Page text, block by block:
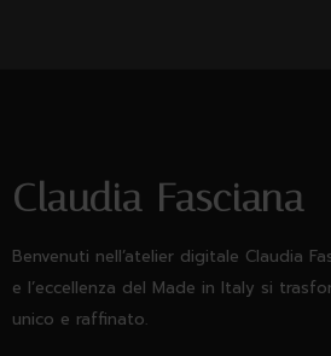
Claudia Fasciana
Benvenuti nell’atelier digitale Claudia
e l’eccellenza del Made in Italy si
unico e raffinato.